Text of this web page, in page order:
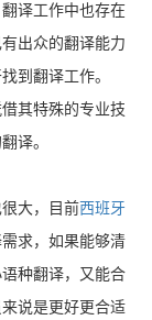
译工作中也存在
出众的翻译能力
到翻译工作。
其特殊的专业技
译。
大，目前西班牙
求，如果能够清
种翻译，又能合
说是更好更合适